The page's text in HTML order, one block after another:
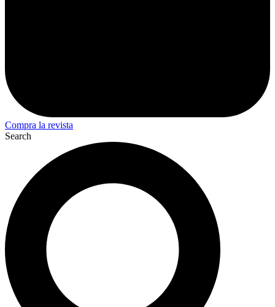
Compra la revista
Search